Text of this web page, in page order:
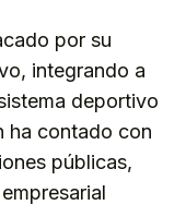
por su
integrando a
deportivo
ha contado con
públicas,